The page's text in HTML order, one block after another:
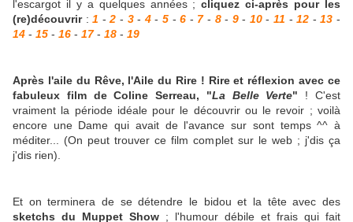
l'escargot il y a quelques années ;cliquez ci-après pour les
(re)découvrir:1 -2 - 3- 4- 5-6 - 7- 8- 9- 10-11 -12 -13 -
14 - 15 - 16 - 17- 18 - 19
Après l'aile du Rêve, l'Aile du Rire ! Rire et réflexion avec ce
fabuleux film de Coline Serreau, "La Belle Verte" ! C'est
vraiment la période idéale pour le découvrir ou le revoir ; voilà
encore une Dame qui avait de l'avance sur sont temps ^^ à
méditer... (On peut trouver ce film complet sur le web ; j'dis ça
j'dis rien).
Et on terminera de se détendre le bidou et la tête avec des
sketchs du Muppet Show ; l'humour débile et frais qui fait